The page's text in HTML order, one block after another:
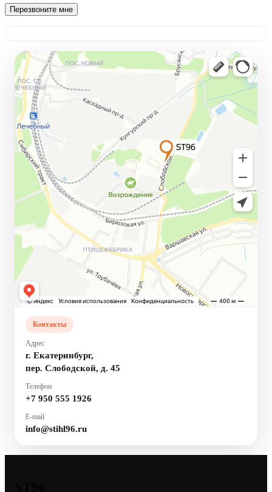
Контакты
Адрес
г. Екатеринбург,
пер. Слободской, д. 45
Телефон
+7 950 555 1926
E-mail
info@stihl96.ru